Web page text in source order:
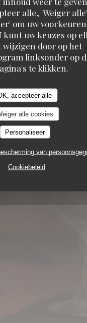
alle', 'Weiger
om uw
kunt uw keuzes op
door op het
linksonder op
te klikken.
accepteer alle
alle cookies
Personaliseer
van
Cookiebeleid
((opent in een nieuw